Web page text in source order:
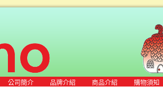
公司簡介 品牌介紹 商品介紹 購物須知